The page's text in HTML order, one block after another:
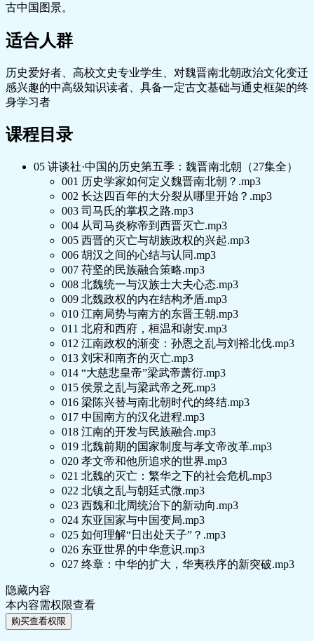
古中国图景。
适合人群
历史爱好者、高校文史专业学生、对魏晋南北朝政治文化变迁
感兴趣的中高级知识读者、具备一定古文基础与通史框架的终
身学习者
课程目录
05 讲谈社·中国的历史第五季：魏晋南北朝（27集全）
001 历史学家如何定义魏晋南北朝？.mp3
002 长达四百年的大分裂从哪里开始？.mp3
003 司马氏的掌权之路.mp3
004 从司马炎称帝到西晋灭亡.mp3
005 西晋的灭亡与胡族政权的兴起.mp3
006 胡汉之间的心结与认同.mp3
007 苻坚的民族融合策略.mp3
008 北魏统一与汉族士大夫心态.mp3
009 北魏政权的内在结构矛盾.mp3
010 江南局势与南方的东晋王朝.mp3
011 北府和西府，桓温和谢安.mp3
012 江南政权的渐变：孙恩之乱与刘裕北伐.mp3
013 刘宋和南齐的灭亡.mp3
014 “大慈悲皇帝”梁武帝萧衍.mp3
015 侯景之乱与梁武帝之死.mp3
016 梁陈兴替与南北朝时代的终结.mp3
017 中国南方的汉化进程.mp3
018 江南的开发与民族融合.mp3
019 北魏前期的国家制度与孝文帝改革.mp3
020 孝文帝和他所追求的世界.mp3
021 北魏的灭亡：繁华之下的社会危机.mp3
022 北镇之乱与朝廷式微.mp3
023 西魏和北周统治下的新动向.mp3
024 东亚国家与中国变局.mp3
025 如何理解“日出处天子”？.mp3
026 东亚世界的中华意识.mp3
027 终章：中华的扩大，华夷秩序的新突破.mp3
隐藏内容
本内容需权限查看
购买查看权限